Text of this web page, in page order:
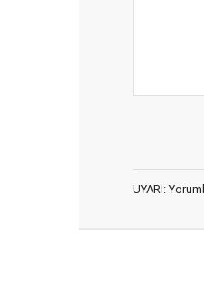
UYARI: